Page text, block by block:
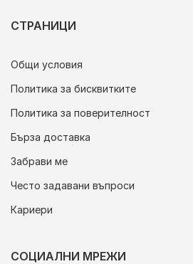
СТРАНИЦИ
Общи условия
Политика за бисквитките
Политика за поверителност
Бърза доставка
Забрави ме
Често задавани въпроси
Кариери
СОЦИАЛНИ МРЕЖИ